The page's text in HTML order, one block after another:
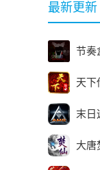
最新更新
节奏
天下
末日
大唐